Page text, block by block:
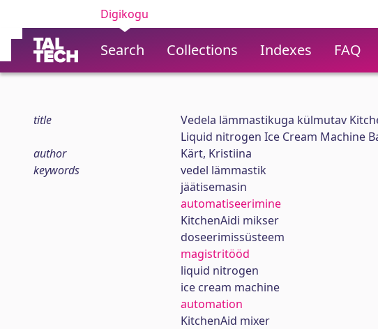
Digikogu
Search Collections Indexes FAQ
title
Vedela lämmastikuga külmutav
Liquid nitrogen Ice Cream Machine
author
Kärt, Kristiina
keywords
vedel lämmastik
jäätisemasin
automatiseerimine
KitchenAidi mikser
doseerimissüsteem
magistritööd
liquid nitrogen
ice cream machine
automation
KitchenAid mixer